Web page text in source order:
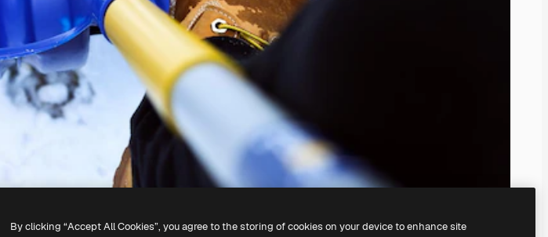
By clicking “Accept All Cookies”, you agree to the storing of cookies on your device to enhance site